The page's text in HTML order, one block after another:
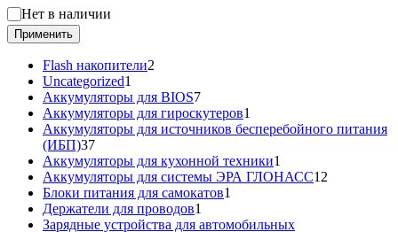
Статус
Нет в наличии
Применить
Flash накопители2
Uncategorized1
товар
Аккумуляторы для BIOS77
товаров
Аккумуляторы для гироскутеров1
товар
Аккумуляторы для источников бесперебойного питания
(ИБП)3737
товаров
Аккумуляторы для кухонной техники1
товар
Аккумуляторы для системы ЭРА ГЛОНАСС12
Блоки питания для самокатов1
Держатели для проводов1
товар
Зарядные устройства для автомобильных